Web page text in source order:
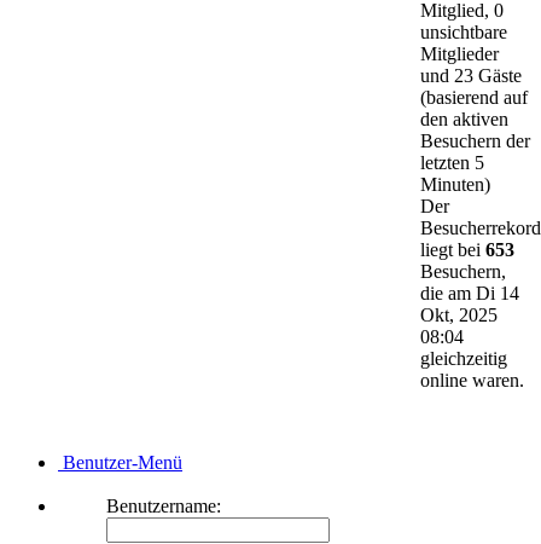
Mitglied, 0
unsichtbare
Mitglieder
und 23 Gäste
(basierend auf
den aktiven
Besuchern der
letzten 5
Minuten)
Der
Besucherrekord
liegt bei 653
Besuchern,
die am Di 14
Okt, 2025
08:04
gleichzeitig
online waren.
Benutzer-Menü
Benutzername: